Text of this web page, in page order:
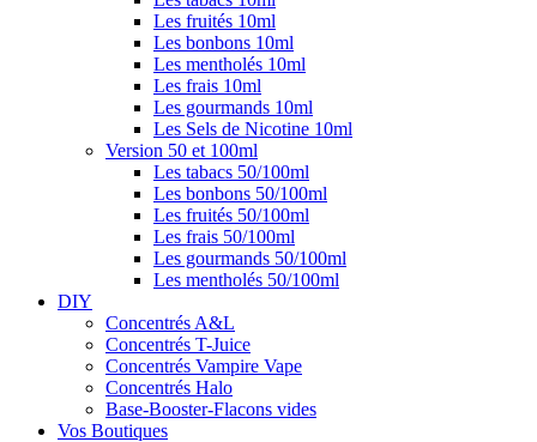
Les fruités 10ml
Les bonbons 10ml
Les mentholés 10ml
Les frais 10ml
Les gourmands 10ml
Les Sels de Nicotine 10ml
Version 50 et 100ml
Les tabacs 50/100ml
Les bonbons 50/100ml
Les fruités 50/100ml
Les frais 50/100ml
Les gourmands 50/100ml
Les mentholés 50/100ml
DIY
Concentrés A&L
Concentrés T-Juice
Concentrés Vampire Vape
Concentrés Halo
Base-Booster-Flacons vides
Vos Boutiques